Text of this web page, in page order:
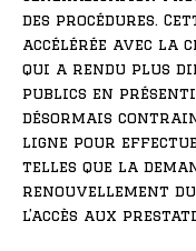
des procédures.
accélérée avec la
qui a rendu plus
publics en
désormais
ligne pour
telles que la
renouvellement
l’accès aux